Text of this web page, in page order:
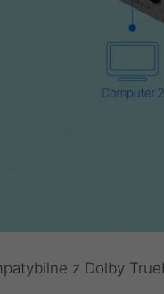
z Dolby